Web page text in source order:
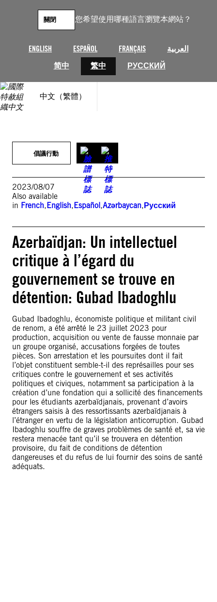
您希望使用哪種語言瀏覽本網站？
ENGLISH ESPAÑOL FRANÇAIS
العربية
简中
繁中 РУССКИЙ
關閉
中文（繁體）
倡議行動
2023/08/07
Also available
in French,English,Español,Azərbaycan,Русский
Azerbaïdjan: Un intellectuel
critique à l’égard du
gouvernement se trouve en
détention: Gubad Ibadoghlu
Gubad Ibadoghlu, économiste politique et militant civil
de renom, a été arrêté le 23 juillet 2023 pour
production, acquisition ou vente de fausse monnaie par
un groupe organisé, accusations forgées de toutes
pièces. Son arrestation et les poursuites dont il fait
l’objet constituent semble-t-il des représailles pour ses
critiques contre le gouvernement et ses activités
politiques et civiques, notamment sa participation à la
création d’une fondation qui a sollicité des financements
pour les étudiants azerbaïdjanais, provenant d’avoirs
étrangers saisis à des ressortissants azerbaïdjanais à
l’étranger en vertu de la législation anticorruption. Gubad
Ibadoghlu souffre de graves problèmes de santé et, sa vie
restera menacée tant qu’il se trouvera en détention
provisoire, du fait de conditions de détention
dangereuses et du refus de lui fournir des soins de santé
adéquats.